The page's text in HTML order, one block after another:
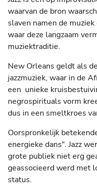
waarvan de bron
slaven namen de
waar deze langzaam
muziektraditie.
New Orleans geldt als
jazzmuziek, waar in de
een unieke
negrospirituals vorm
dus in een smeltkroes
Oorspronkelijk
energieke dans". Jazz
grote publiek niet erg
geassocieerd werd met
status.